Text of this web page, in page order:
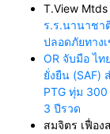
T.View Mtds
ร.ร.นานาชา
ปลอดภัยทาง
OR จับมือ ไท
ยั่งยืน (SAF)
PTG ทุ่ม 300
3 ปีรวด
สมจิตร เฟื่อง